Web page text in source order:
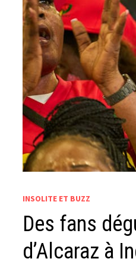
INSOLITE ET BUZZ
Des fans
d’Alcaraz à